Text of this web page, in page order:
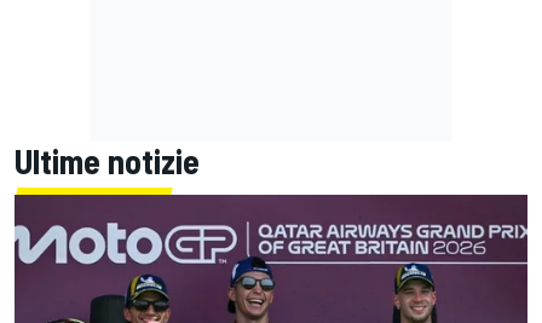
Ultime notizie